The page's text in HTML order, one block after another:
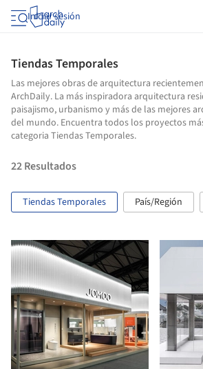
Iniciar sesión
Tiendas Temporales
Las mejores obras de arquitectura
ArchDaily. La más inspiradora arquitectura
paisajismo, urbanismo y más de las mejores
del mundo. Encuentra todos los proyectos
categoria Tiendas Temporales.
22Resultados
Tiendas Temporales País/Región